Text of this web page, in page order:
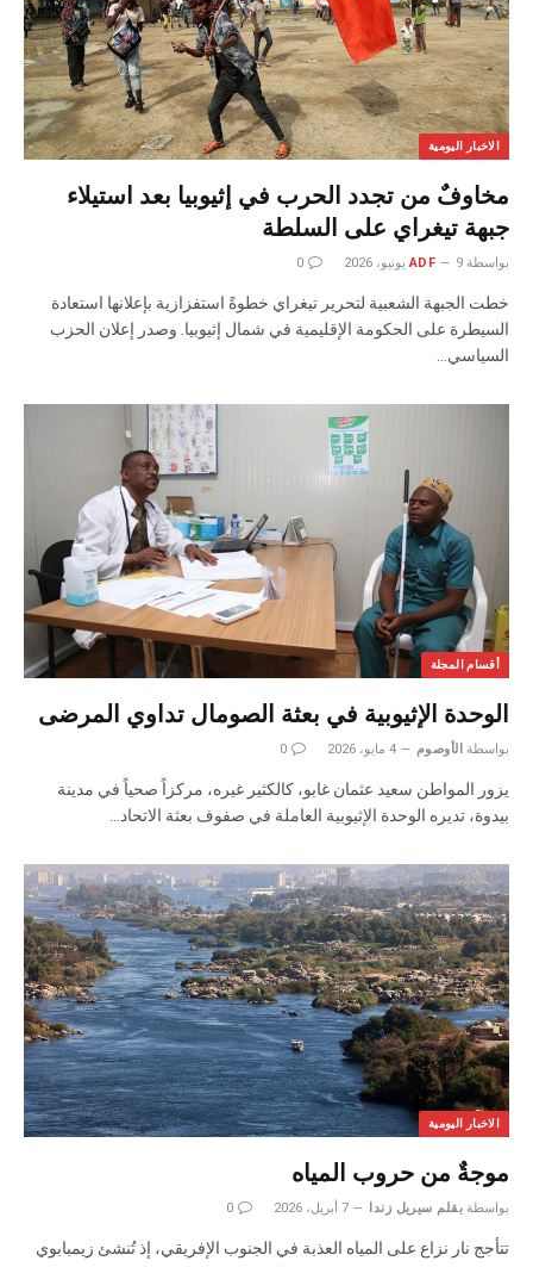
الاخبار اليومية
مخاوفٌ من تجدد الحرب في إثيوبيا بعد استيلاء
جبهة تيغراي على السلطة
بواسطة ADF 9 يونيو، 2026 0
خطت الجبهة الشعبية لتحرير تيغراي خطوةً استفزازية بإعلانها استعادة
السيطرة على الحكومة الإقليمية في شمال إثيوبيا. وصدر إعلان الحزب
السياسي…
أقسام المجلة
الوحدة الإثيوبية في بعثة الصومال تداوي المرضى
بواسطة الأوصوم 4 مايو، 2026 0
‬بيدوة،‭ ‬تديره‭ ‬الوحدة‭ ‬الإثيوبية‭ ‬العاملة‭ ‬في‭ ‬صفوف‭ ‬بعثة‭ ‬الاتحاد‭…
الاخبار اليومية
موجةٌ من حروب المياه
بواسطة بقلم سيريل زندا 7 أبريل، 2026 0
تتأجج نار نزاع على المياه العذبة في الجنوب الإفريقي، إذ تُنشئ زيمبابوي